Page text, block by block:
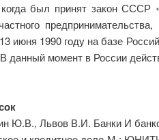
был принят закон
июня 1990 году на базе
данный момент в России
Ю.В., Львов В.И. Банки И